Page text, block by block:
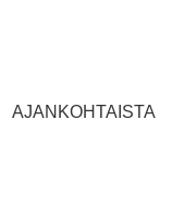
AJANKOHTAISTA